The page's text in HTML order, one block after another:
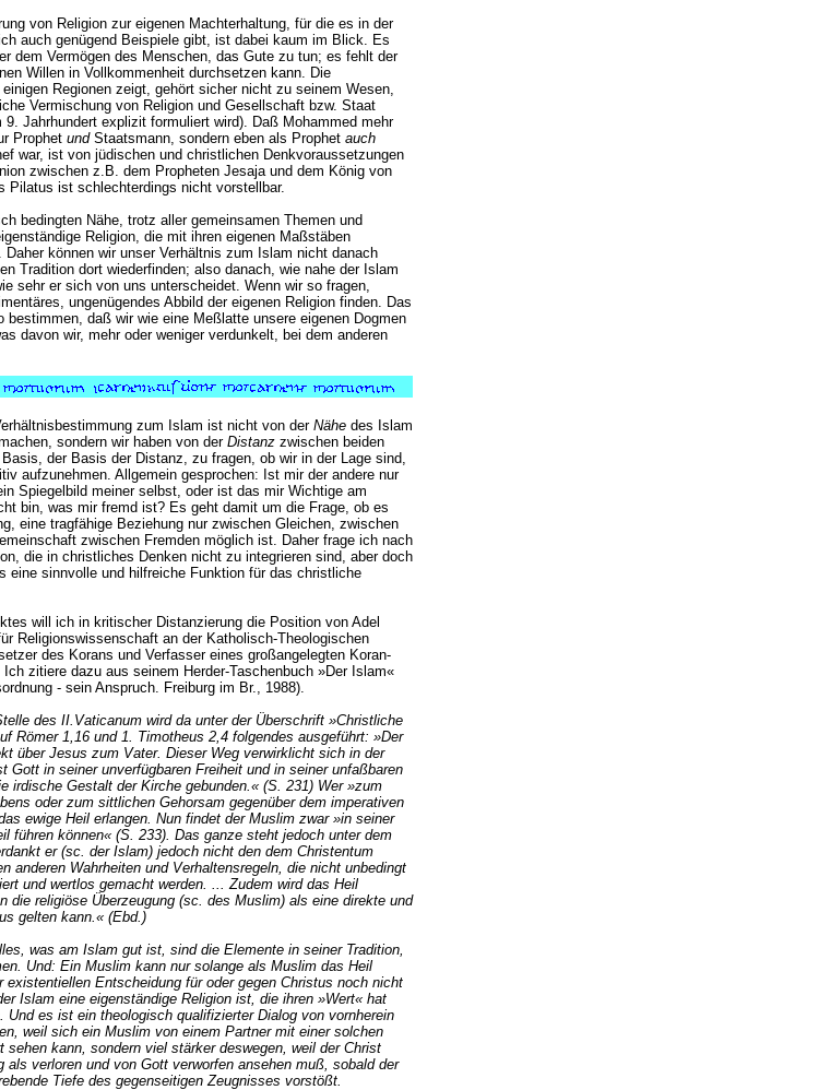
von Religion zur eigenen Machterhaltung, für die es in der
auch genügend Beispiele gibt, ist dabei kaum im Blick. Es
dem Vermögen des Menschen, das Gute zu tun; es fehlt der
Willen in Vollkommenheit durchsetzen kann. Die
Regionen zeigt, gehört sicher nicht zu seinem Wesen,
Vermischung von Religion und Gesellschaft bzw. Staat
Jahrhundert explizit formuliert wird). Daß Mohammed mehr
Prophet undStaatsmann, sondern eben als Prophet auch
war, ist von jüdischen und christlichen Denkvoraussetzungen
zwischen z.B. dem Propheten Jesaja und dem König von
Pilatus ist schlechterdings nicht vorstellbar.
bedingten Nähe, trotz aller gemeinsamen Themen und
Religion, die mit ihren eigenen Maßstäben
können wir unser Verhältnis zum Islam nicht danach
Tradition dort wiederfinden; also danach, wie nahe der Islam
sehr er sich von uns unterscheidet. Wenn wir so fragen,
ungenügendes Abbild der eigenen Religion finden. Das
daß wir wie eine Meßlatte unsere eigenen Dogmen
davon wir, mehr oder weniger verdunkelt, bei dem anderen
zum Islam ist nicht von der Nähe des Islam
sondern wir haben von der Distanz zwischen beiden
der Basis der Distanz, zu fragen, ob wir in der Lage sind,
aufzunehmen. Allgemein gesprochen: Ist mir der andere nur
Spiegelbild meiner selbst, oder ist das mir Wichtige am
bin, was mir fremd ist? Es geht damit um die Frage, ob es
eine tragfähige Beziehung nur zwischen Gleichen, zwischen
zwischen Fremden möglich ist. Daher frage ich nach
die in christliches Denken nicht zu integrieren sind, aber doch
eine sinnvolle und hilfreiche Funktion für das christliche
will ich in kritischer Distanzierung die Position von Adel
Religionswissenschaft an der Katholisch-Theologischen
des Korans und Verfasser eines großangelegten Koran-
zitiere dazu aus seinem Herder-Taschenbuch »Der Islam«
- sein Anspruch. Freiburg im Br., 1988).
des II.Vaticanum wird da unter der Überschrift »Christliche
Römer 1,16 und 1. Timotheus 2,4 folgendes ausgeführt: »Der
über Jesus zum Vater. Dieser Weg verwirklicht sich in der
in seiner unverfügbaren Freiheit und in seiner unfaßbaren
irdische Gestalt der Kirche gebunden.« (S. 231) Wer »zum
oder zum sittlichen Gehorsam gegenüber dem imperativen
ewige Heil erlangen. Nun findet der Muslim zwar »in seiner
führen können« (S. 233). Das ganze steht jedoch unter dem
er (sc. der Islam) jedoch nicht den dem Christentum
anderen Wahrheiten und Verhaltensregeln, die nicht unbedingt
und wertlos gemacht werden. ... Zudem wird das Heil
die religiöse Überzeugung (sc. des Muslim) als eine direkte und
gelten kann.« (Ebd.)
was am Islam gut ist, sind die Elemente in seiner Tradition,
Und: Ein Muslim kann nur solange als Muslim das Heil
Entscheidung für oder gegen Christus noch nicht
Islam eine eigenständige Religion ist, die ihren »Wert« hat
es ist ein theologisch qualifizierter Dialog von vornherein
weil sich ein Muslim von einem Partner mit einer solchen
sehen kann, sondern viel stärker deswegen, weil der Christ
verloren und von Gott verworfen ansehen muß, sobald der
Tiefe des gegenseitigen Zeugnisses vorstößt.